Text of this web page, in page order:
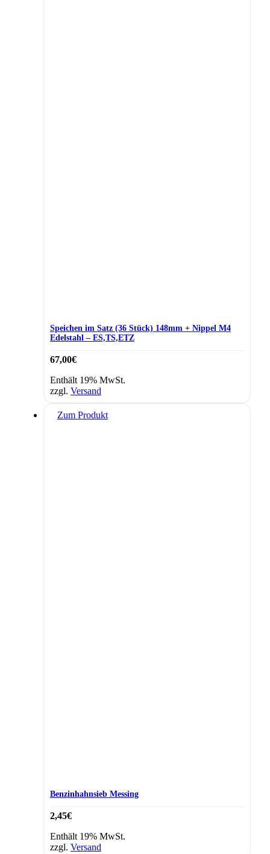
Speichen im Satz (36 Stück) 148mm + Nippel M4
Edelstahl – ES,TS,ETZ
67,00€
Enthält 19% MwSt.
zzgl. Versand
Zum Produkt
Benzinhahnsieb Messing
2,45€
Enthält 19% MwSt.
zzgl. Versand